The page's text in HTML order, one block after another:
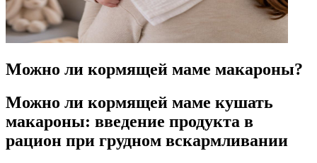
Можно ли кормящей маме макароны?
Можно ли кормящей маме кушать
макароны: введение продукта в
рацион при грудном вскармливании